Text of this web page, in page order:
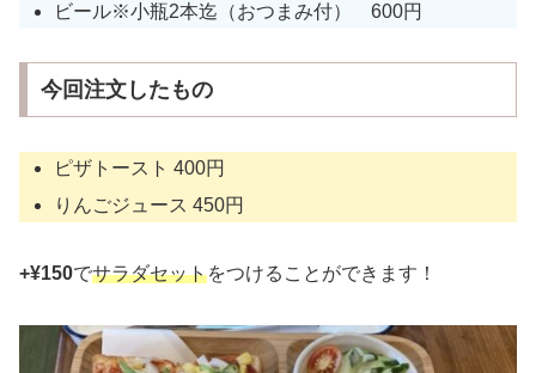
ビール※小瓶2本迄（おつまみ付） 600円
今回注文したもの
ピザトースト 400円
りんごジュース 450円
+¥150でサラダセットをつけることができます！